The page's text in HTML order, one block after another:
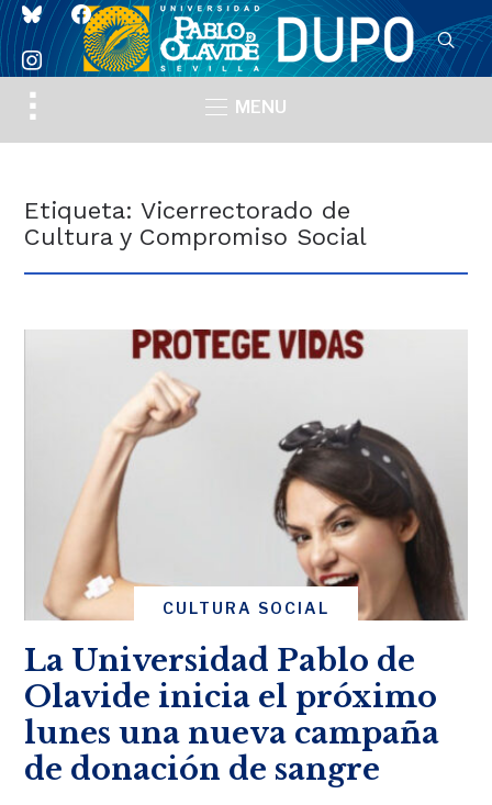
blueskyfacebook
instagram
Toggle
sidebar
MENU
Etiqueta:Vicerrectorado de
Cultura y Compromiso Social
CULTURA SOCIAL
La Universidad Pablo de
Olavide inicia el próximo
lunes una nueva campaña
de donación de sangre